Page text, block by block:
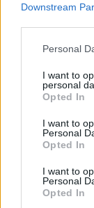
Downstream
Personal
I want to
personal
Opted In
I want to
Personal
Opted In
I want to
Personal
Opted In
trabajar todos
ganadora”.
El ejecutivo
borrón y
franquicia,
Luka Doncic,